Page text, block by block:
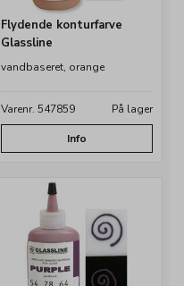
Flydende konturfarve
Glassline
vandbaseret, orange
Varenr. 547859 På lager
Info